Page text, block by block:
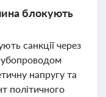
блокують
санкції через
напругу та
політичного